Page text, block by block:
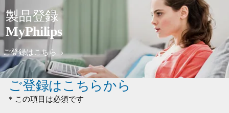
製品登録
MyPhilips
ご登録はこちら
ご登録はこちらから
* この項目は必須です